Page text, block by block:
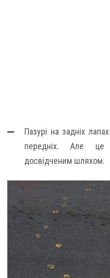
Пазурі на задніх
передніх. Але це
досвідченим шляхом.